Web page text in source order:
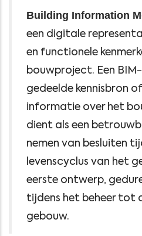
Building Information
een digitale
en functionele
bouwproject. Een
gedeelde kennisbron
informatie over het
dient als een
nemen van besluiten
levenscyclus van het
eerste ontwerp,
tijdens het beheer tot
gebouw.